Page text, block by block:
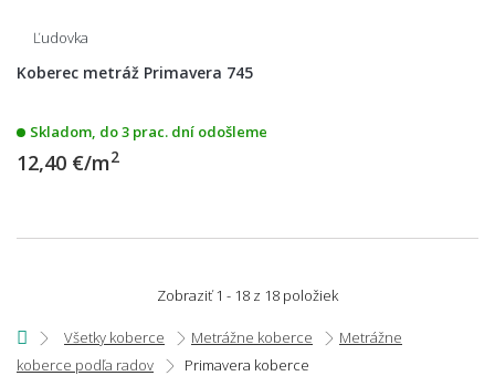
Ľudovka
Koberec metráž Primavera 745
Skladom, do 3 prac. dní odošleme
12,40 €/m2
Zobraziť 1 - 18 z 18 položiek
Všetky koberce Metrážne koberce
Metrážne
koberce podľa radov
Primavera koberce